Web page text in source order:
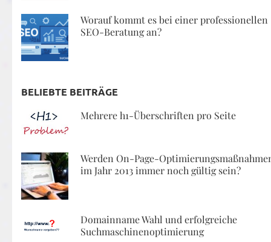
Worauf kommt es bei einer professionellen
SEO-Beratung an?
BELIEBTE BEITRÄGE
Mehrere h1-Überschriften pro Seite
Werden On-Page-
im Jahr 2013 immer noch gültig sein?
Domainname Wahl und erfolgreiche
Suchmaschinenoptimierung